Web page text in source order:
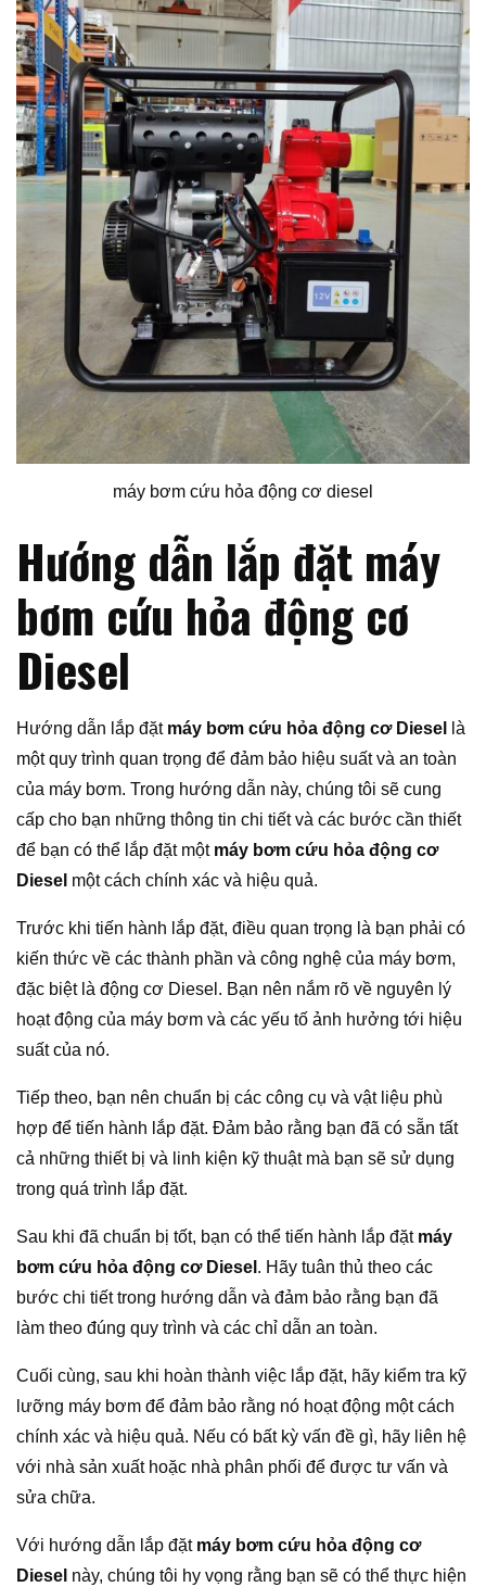
máy bơm cứu hỏa động cơ diesel
Hướng dẫn lắp đặt máy
bơm cứu hỏa động cơ
Diesel
Hướng dẫn lắp đặt máy bơm cứu hỏa động cơ Diesel
là
một quy trình quan trọng để đảm bảo hiệu suất và an toàn
của máy bơm. Trong hướng dẫn này, chúng tôi sẽ cung
cấp cho bạn những thông tin chi tiết và các bước cần thiết
để bạn có thể lắp đặt một máy bơm cứu hỏa động cơ
Diesel một cách chính xác và hiệu quả.
Trước khi tiến hành lắp đặt, điều quan trọng là bạn phải có
kiến thức về các thành phần và công nghệ của máy bơm,
đặc biệt là động cơ Diesel. Bạn nên nắm rõ về nguyên lý
hoạt động của máy bơm và các yếu tố ảnh hưởng tới hiệu
suất của nó.
Tiếp theo, bạn nên chuẩn bị các công cụ và vật liệu phù
hợp để tiến hành lắp đặt. Đảm bảo rằng bạn đã có sẵn tất
cả những thiết bị và linh kiện kỹ thuật mà bạn sẽ sử dụng
trong quá trình lắp đặt.
Sau khi đã chuẩn bị tốt, bạn có thể tiến hành lắp đặt máy
bơm cứu hỏa động cơ Diesel . Hãy tuân thủ theo các
bước chi tiết trong hướng dẫn và đảm bảo rằng bạn đã
làm theo đúng quy trình và các chỉ dẫn an toàn.
Cuối cùng, sau khi hoàn thành việc lắp đặt, hãy kiểm tra kỹ
lưỡng máy bơm để đảm bảo rằng nó hoạt động một cách
chính xác và hiệu quả. Nếu có bất kỳ vấn đề gì, hãy liên hệ
với nhà sản xuất hoặc nhà phân phối để được tư vấn và
sửa chữa.
Với hướng dẫn lắp đặt máy bơm cứu hỏa động cơ
Diesel này, chúng tôi hy vọng rằng bạn sẽ có thể thực hiện